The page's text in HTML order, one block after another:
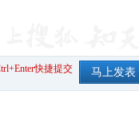
快捷提交